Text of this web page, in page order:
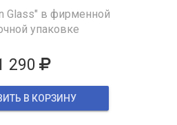
Glass" в фирменной
упаковке
290
В КОРЗИНУ